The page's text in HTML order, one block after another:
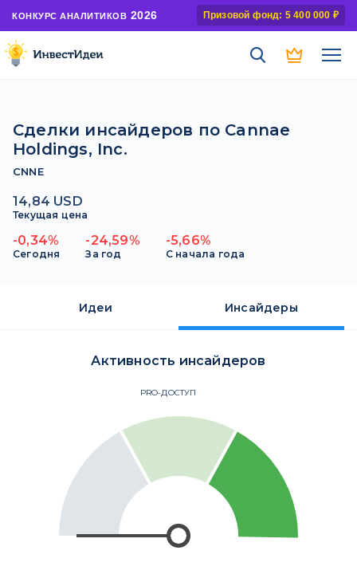
КОНКУРС АНАЛИТИКОВ 2026 Призовой фонд: 5 400 000 ₽
Сделки инсайдеров по Cannae
Holdings, Inc.
CNNE
14,84 USD
Текущая цена
-0,34%
Сегодня
-24,59%
За год
-5,66%
С начала года
Идеи Инсайдеры
Активность инсайдеров
PRO-ДОСТУП